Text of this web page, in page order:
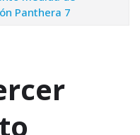
Panthera 7